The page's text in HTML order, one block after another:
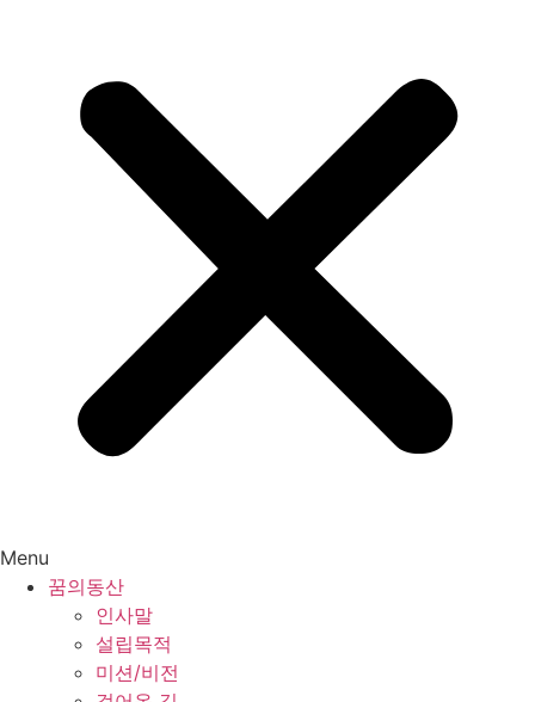
Menu
꿈의동산
인사말
설립목적
미션/비전